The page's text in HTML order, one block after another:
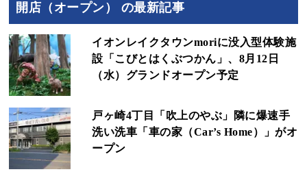
開店（オープン） の最新記事
イオンレイクタウンmoriに没入型体験施
設「こびとはくぶつかん」、8月12日
（水）グランドオープン予定
戸ヶ崎4丁目「吹上のやぶ」隣に爆速手
洗い洗車「車の家（Car’s Home）」がオ
ープン